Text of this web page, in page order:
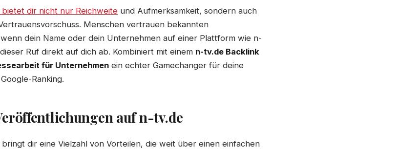
dir nicht nur Reichweite und Aufmerksamkeit, sondern auch
Menschen vertrauen bekannten
dein Name oder dein Unternehmen auf einer Plattform wie n-
Ruf direkt auf dich ab. Kombiniert mit einem n-tv.de Backlink
für Unternehmen ein echter Gamechanger für deine
Ranking.
auf n-tv.de
dir eine Vielzahl von Vorteilen, die weit über einen einfachen